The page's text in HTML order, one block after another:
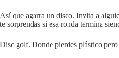
Así que agarra un disco. Invita a
te sorprendas si esa ronda termina
Disc golf. Donde pierdes plástico pero